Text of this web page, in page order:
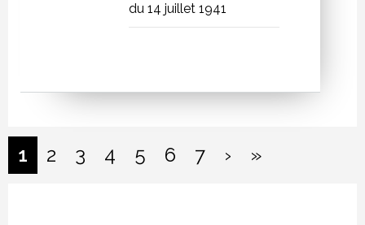
du 14 juillet 1941
1 2 3 4 5 6 7 › »Last »